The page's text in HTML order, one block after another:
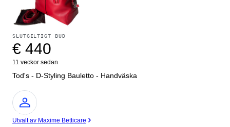
SLUTGILTIGT BUD
€ 440
11 veckor sedan
Tod's - D-Styling Bauletto - Handväska
Expert
Utvalt av Maxime Betticare